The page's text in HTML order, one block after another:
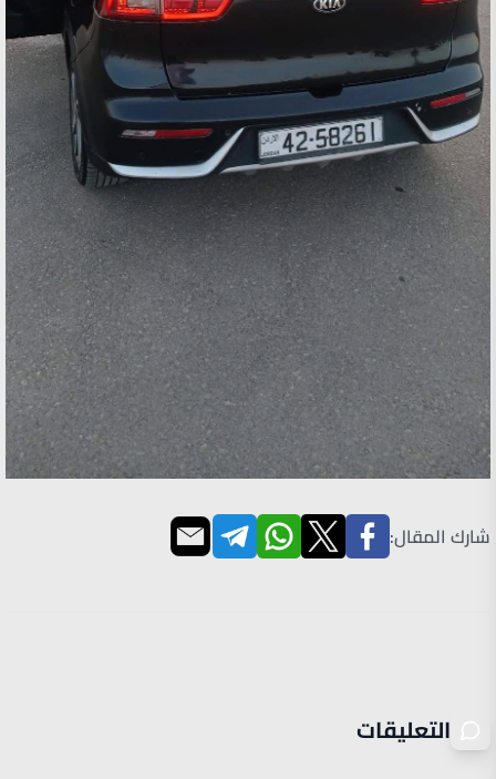
شارك المقال:
التعليقات